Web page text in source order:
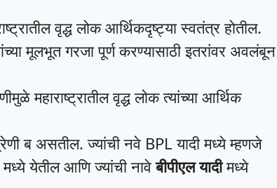
वृद्ध लोक आर्थिकदृष्ट्या स्वतंत्र होतील.
मूलभूत गरजा पूर्ण करण्यासाठी इतरांवर अवलंबून
महाराष्ट्रातील वृद्ध लोक त्यांच्या आर्थिक
ब असतील. ज्यांची नवे BPL यादी मध्ये म्हणजे
येतील आणि ज्यांची नावेबीपीएल यादीमध्ये